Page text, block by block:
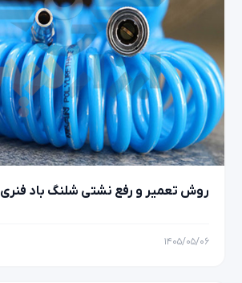
روش تعمیر و رفع نشتی شلنگ باد فنری
۱۴۰۵/۰۵/۰۶